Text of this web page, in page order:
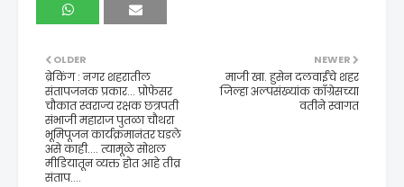
NEWER
माजी खा. हुसेन दलवाईंचे शहर
जिल्हा अल्पसंख्यांक काँग्रेसच्या
वतीने स्वागत
OLDER
ब्रेकिंग : नगर शहरातील
संतापजनक प्रकार... प्रोफेसर
चौकात स्वराज्य रक्षक छत्रपती
संभाजी महाराज पुतळा चौथरा
भूमिपूजन कार्यक्रमानंतर घडले
असे काही.... त्यामूळे सोशल
मीडियातून व्यक्त होत आहे तीव्र
संताप....